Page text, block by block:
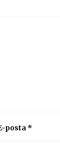
posta *